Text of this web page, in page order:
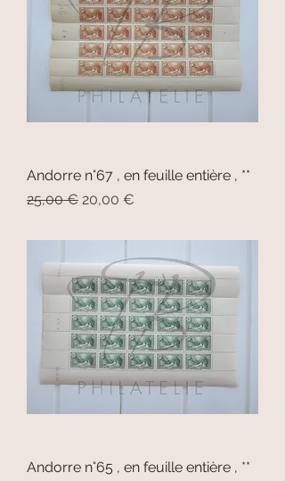
Andorre n°67 , en feuille entière , **
Prix original
25,00 € Prix promotionnel
20,00 €
Andorre n°65 , en feuille entière , **